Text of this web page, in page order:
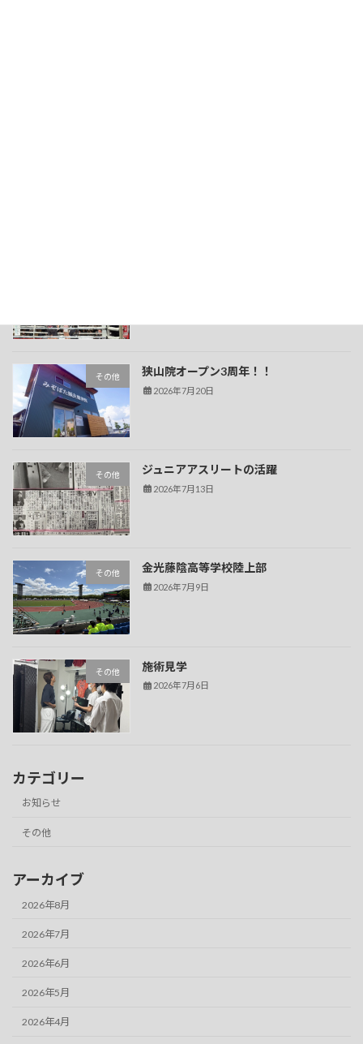
その他 狭山院オープン3周年！！
2026年7月20日
その他 ジュニアアスリートの活躍
2026年7月13日
その他 金光藤陰高等学校陸上部
2026年7月9日
その他 施術見学
2026年7月6日
カテゴリー
お知らせ
その他
アーカイブ
2026年8月
2026年7月
2026年6月
2026年5月
2026年4月